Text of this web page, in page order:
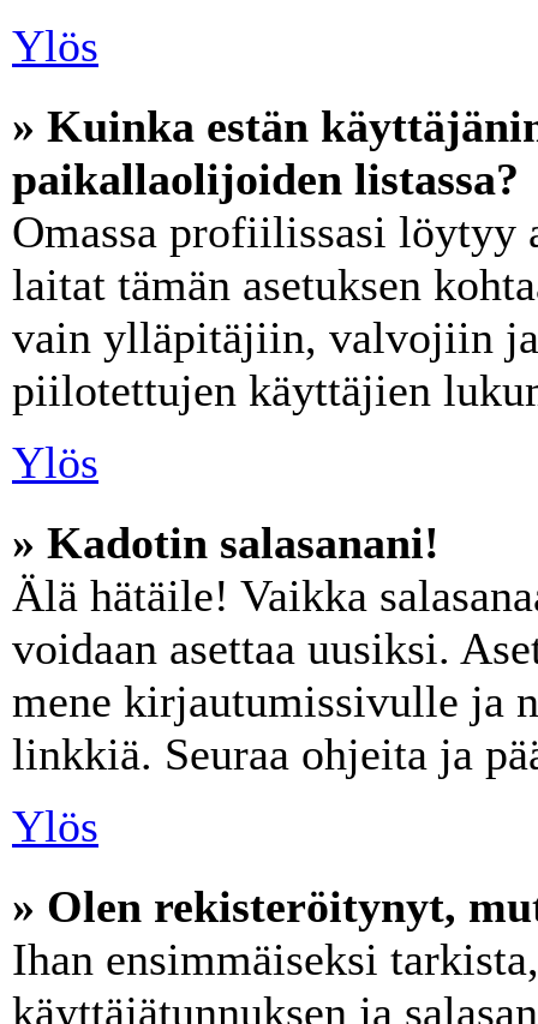
Ylös
» Kuinka estän
paikallaolijoiden listassa?
Omassa profiilissasi löytyy
laitat tämän asetuksen
vain ylläpitäjiin, valvojiin
piilotettujen käyttäjien
Ylös
» Kadotin salasanani!
Älä hätäile! Vaikka
voidaan asettaa uusiksi.
mene kirjautumissivulle ja
linkkiä. Seuraa ohjeita ja
Ylös
» Olen rekisteröitynyt,
Ihan ensimmäiseksi
käyttäjätunnuksen ja